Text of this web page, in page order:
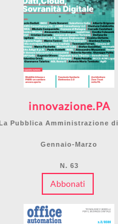
innovazione.PA
La Pubblica Amministrazione
Gennaio-Marzo
N. 63
Abbonati